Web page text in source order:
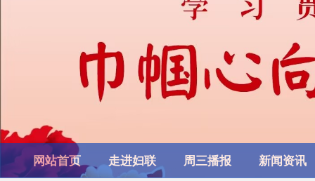
网站首页 走进妇联 周三播报 新闻资讯